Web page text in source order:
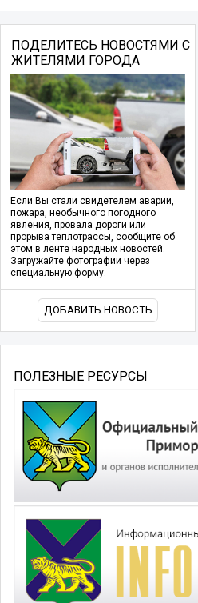
ПОДЕЛИТЕСЬ НОВОСТЯМИ С
ЖИТЕЛЯМИ ГОРОДА
Если Вы стали свидетелем аварии,
пожара, необычного погодного
явления, провала дороги или
прорыва теплотрассы, сообщите об
этом в ленте народных новостей.
Загружайте фотографии через
специальную форму.
ДОБАВИТЬ НОВОСТЬ
ПОЛЕЗНЫЕ РЕСУРСЫ